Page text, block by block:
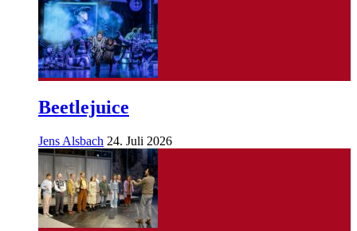
Beetlejuice
Jens Alsbach 24. Juli 2026